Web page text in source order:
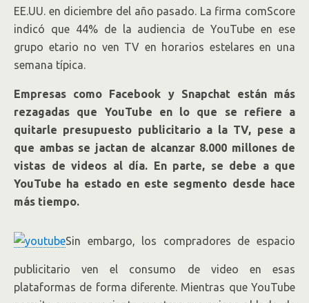
EE.UU. en diciembre del año pasado. La firma comScore
indicó que 44% de la audiencia de YouTube en ese
grupo etario no ven TV en horarios estelares en una
semana típica.
Empresas como Facebook y Snapchat están más
rezagadas que YouTube en lo que se refiere a
quitarle presupuesto publicitario a la TV, pese a
que ambas se jactan de alcanzar 8.000 millones de
vistas de videos al día. En parte, se debe a que
YouTube ha estado en este segmento desde hace
más tiempo.
Sin embargo, los compradores de espacio
publicitario ven el consumo de video en esas
plataformas de forma diferente. Mientras que YouTube